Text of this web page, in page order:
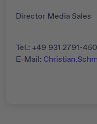
Director Media Sales
Tel.: +49 931 2791-450
E-Mail: